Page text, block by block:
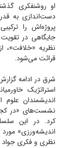
او روشنفکری
دست‌اندازی به
پروژه‌اش را
جایگاهی در
نظریه «خلافت»،
قرائت می‌شود.
شرق در ادامه
استراتژیک
نشست‌های «در کجا
کرد. در این
اندیشه‌ورزی»
نظری و فکری جواد